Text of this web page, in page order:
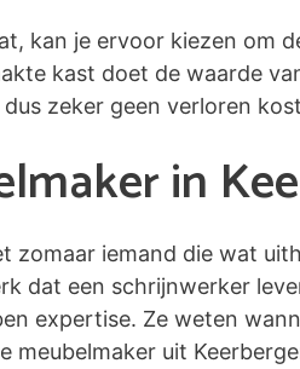
kan je ervoor kiezen om
kast doet de waarde
zeker geen verloren
in
zomaar iemand die wat
dat een schrijnwerker
expertise. Ze weten
meubelmaker uit